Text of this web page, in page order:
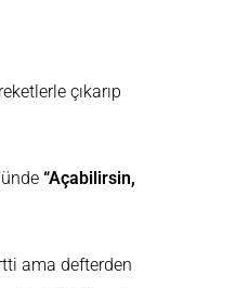
çıkarıp
“Açabilirsin,
ama defterden